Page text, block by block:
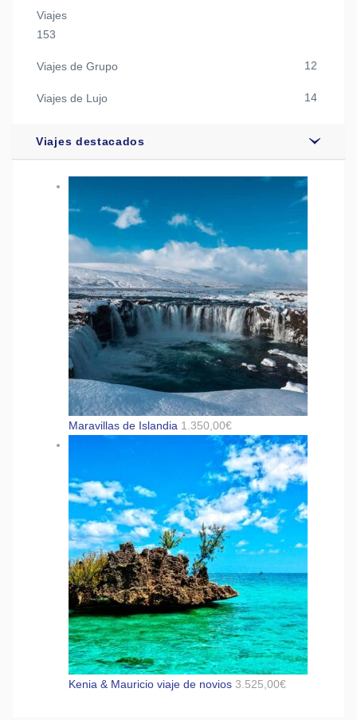
Viajes
153
Viajes de Grupo 12
Viajes de Lujo 14
Viajes destacados
Maravillas de Islandia 1.350,00€
Kenia & Mauricio viaje de novios 3.525,00€